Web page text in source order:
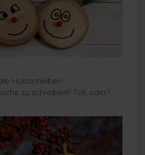
Holzscheiben
zu schreiben? Toll, oder?